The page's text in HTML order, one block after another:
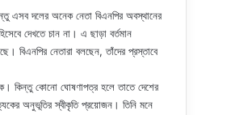
এসব দলের অনেক নেতা বিএনপির অবস্থানের
দেখতে চান না। এ ছাড়া বর্তমান
বিএনপির নেতারা বলছেন, তাঁদের প্রস্তাবে
কিন্তু কোনো ঘোষণাপত্র হলে তাতে দেশের
অনুভূতির স্বীকৃতি প্রয়োজন। তিনি মনে